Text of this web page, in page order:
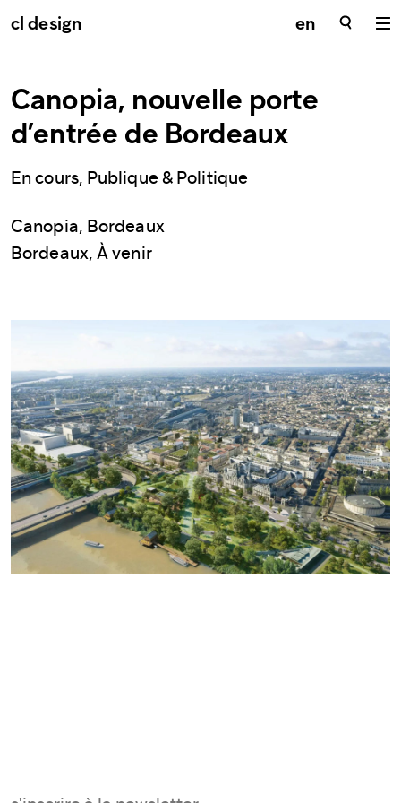
cl design en
Canopia, nouvelle porte
d’entrée de Bordeaux
En cours, Publique & Politique
Canopia, Bordeaux
Bordeaux, À venir